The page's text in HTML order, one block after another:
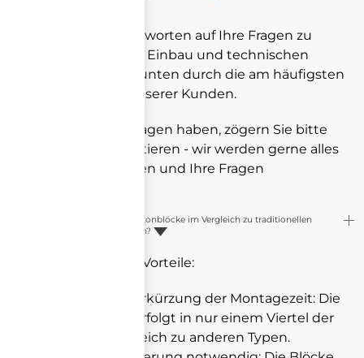
Suchen Sie nach Antworten auf Ihre Fragen zu
Betonsteinen, deren Einbau und technischen
Daten? Blättern Sie unten durch die am häufigsten
gestellten Fragen unserer Kunden.
Wenn Sie weitere Fragen haben, zögern Sie bitte
nicht, uns zu kontaktieren - wir werden gerne alles
mit Ihnen besprechen und Ihre Fragen
Welche Vorteile bieten Betonblöcke im Vergleich zu traditionellen
Aluminiumkonstruktionen?
Es gibt mehrere Vorteile:
Deutliche Verkürzung der Montagezeit: Die
Installation erfolgt in nur einem Viertel der
Zeit im Vergleich zu anderen Typen.